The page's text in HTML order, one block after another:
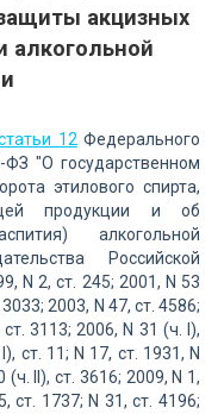
акцизных
алкогольной
12 Федерального
"О государственном
этилового спирта,
продукции и об
алкогольной
Российской
N 2, ст. 245; 2001, N 53
2003, N 47, ст. 4586;
3113; 2006, N 31 (ч. I),
ст. 11; N 17, ст. 1931, N
(ч. II), ст. 3616; 2009, N 1,
ст. 1737; N 31, ст. 4196;